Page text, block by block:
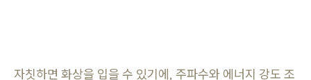
자칫하면 화상을 입을 수 있기에, 주파수와 에너지 강도 조